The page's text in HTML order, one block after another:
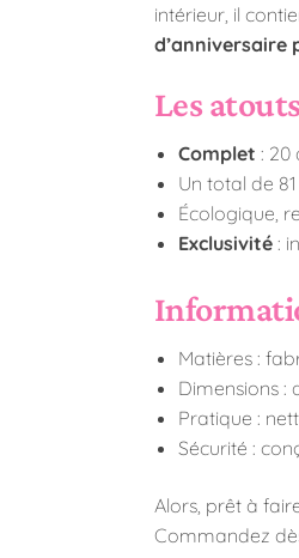
intérieur, il
d’anniversaire
Les
Complet : 20
Un total de
Écologique,
Exclusivité:
Matières :
Dimensions :
Pratique :
Sécurité :
Alors, prêt à
Commandez